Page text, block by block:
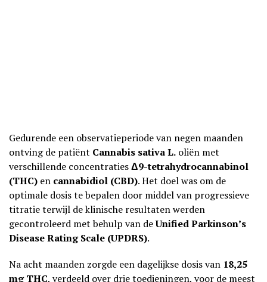
Gedurende een observatieperiode van negen maanden
ontving de patiënt Cannabis sativa L. oliën met
verschillende concentratiesΔ9-tetrahydrocannabinol
(THC) en cannabidiol (CBD). Het doel was om de
optimale dosis te bepalen door middel van progressieve
titratie terwijl de klinische resultaten werden
gecontroleerd met behulp van deUnified Parkinson’s
Disease Rating Scale (UPDRS).
Na acht maanden zorgde een dagelijkse dosis van 18,25
mg THC, verdeeld over drie toedieningen, voor de meest